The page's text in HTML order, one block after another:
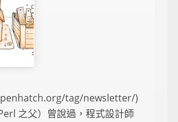
tag/newsletter/)
之父）曾說過，程式設計師